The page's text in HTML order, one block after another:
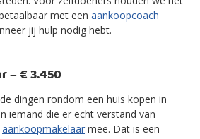
met een aankoopcoach
jij hulp nodig hebt.
– € 3.450
dingen rondom een huis kopen in
iemand die er echt verstand van
aankoopmakelaar mee. Dat is een